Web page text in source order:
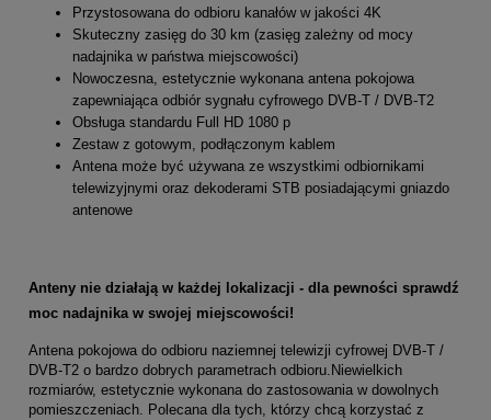
Przystosowana do odbioru kanałów w jakości 4K
Skuteczny zasięg do 30 km (zasięg zależny od mocy
nadajnika w państwa miejscowości)
Nowoczesna, estetycznie wykonana antena pokojowa
zapewniająca odbiór sygnału cyfrowego DVB-T / DVB-T2
Obsługa standardu Full HD 1080 p
Zestaw z gotowym, podłączonym kablem
Antena może być używana ze wszystkimi odbiornikami
telewizyjnymi oraz dekoderami STB posiadającymi gniazdo
antenowe
Anteny nie działają w każdej lokalizacji - dla pewności sprawdź
moc nadajnika w swojej miejscowości!
Antena pokojowa do odbioru naziemnej telewizji cyfrowej DVB-T /
DVB-T2 o bardzo dobrych parametrach odbioru.Niewielkich
rozmiarów, estetycznie wykonana do zastosowania w dowolnych
pomieszczeniach. Polecana dla tych, którzy chcą korzystać z